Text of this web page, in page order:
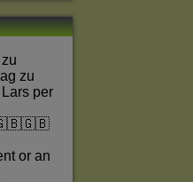
zu
per
or an